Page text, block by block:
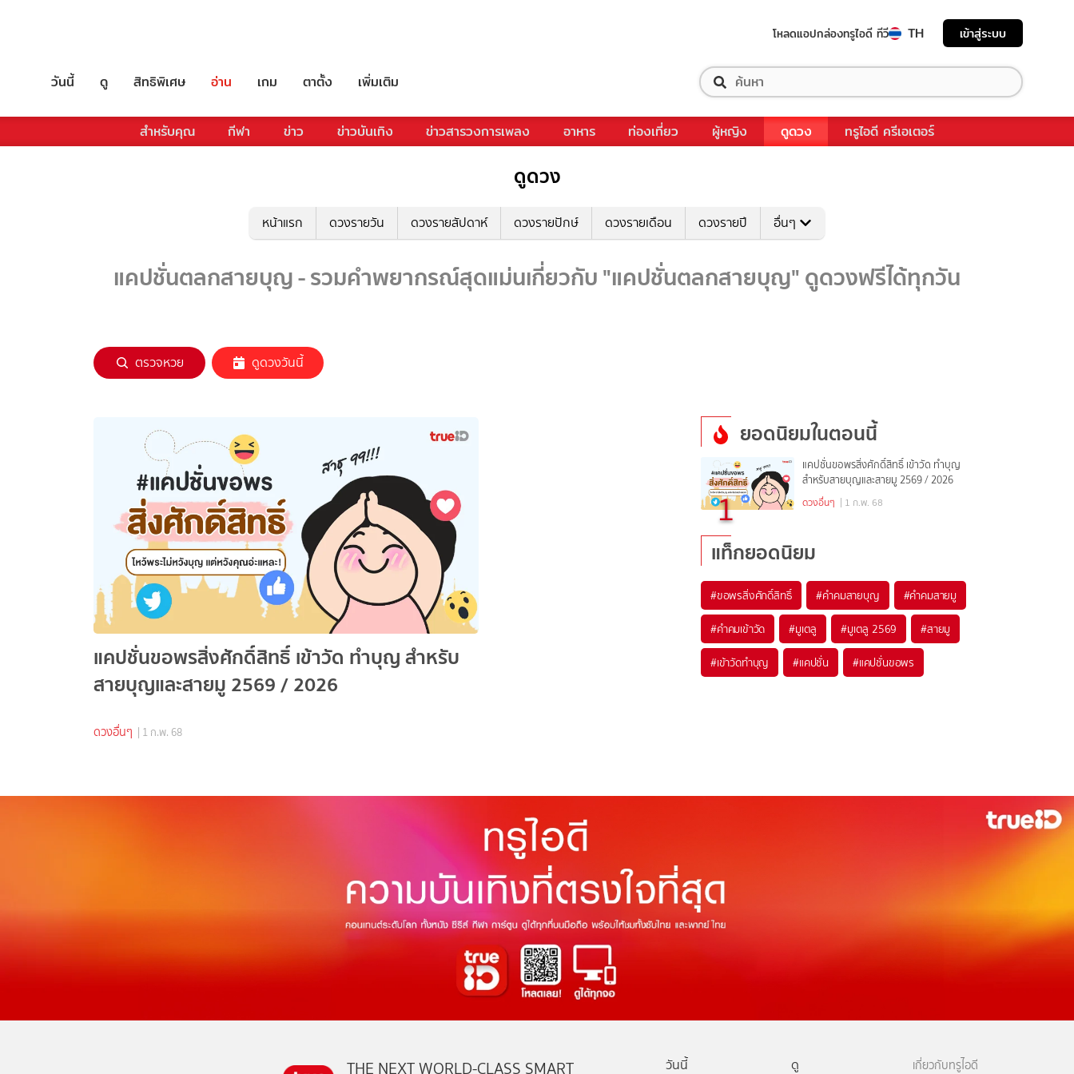
โหลดแอปกล่องทรูไอดี ทีวี TH เข้าสู่ระบบ
วันนี้ ดู สิทธิพิเศษ อ่าน เกม ตาตั้ง เพิ่มเติม
สำหรับคุณ กีฬา ข่าว ข่าวบันเทิง ข่าวสารวงการเพลง อาหาร ท่องเที่ยว ผู้หญิง ดูดวง ทรูไอดี ครีเอเตอร์
ดูดวง
หน้าแรก ดวงรายวัน ดวงรายสัปดาห์ ดวงรายปักษ์ ดวงรายเดือน ดวงรายปี อื่นๆ
แคปชั่นตลกสายบุญ - รวมคำพยากรณ์สุดแม่นเกี่ยวกับ "แคปชั่นตลกสายบุญ" ดูดวงฟรีได้ทุกวัน
ตรวจหวย ดูดวงวันนี้
แคปชั่นขอพรสิ่งศักดิ์สิทธิ์ เข้าวัด ทำบุญ สำหรับ
สายบุญและสายมู 2569 / 2026
ดวงอื่นๆ | 1 ก.พ. 68
ยอดนิยมในตอนนี้
1
แคปชั่นขอพรสิ่งศักดิ์สิทธิ์ เข้าวัด ทำบุญ
สำหรับสายบุญและสายมู 2569 / 2026
ดวงอื่นๆ | 1 ก.พ. 68
แท็กยอดนิยม
#ขอพรสิ่งศักดิ์สิทธิ์ #คำคมสายบุญ #คำคมสายมู
#คำคมเข้าวัด #มูเตลู #มูเตลู 2569 #สายมู
#เข้าวัดทำบุญ #แคปชั่น #แคปชั่นขอพร
THE NEXT WORLD-CLASS SMART วันนี้ ดู เกี่ยวกับทรูไอดี